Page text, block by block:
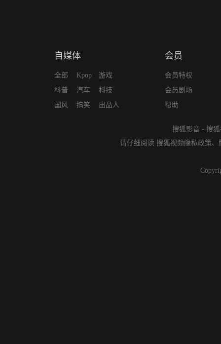
自媒体
全部
科普
国风
Kpop
汽车
搞笑
游戏
科技
出品人
会员
会员特权
会员剧场
帮助
搜狐影音 - 搜
请仔细阅读 搜狐视频隐私政策、